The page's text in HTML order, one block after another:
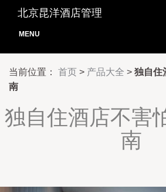
北京昆洋酒店管理
MENU
当前位置： 首页 > 产品大全 > 独自住
南
独自住酒店不害
南